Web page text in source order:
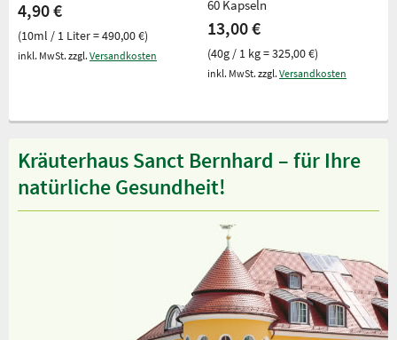
4,90 €
(10ml / 1 Liter = 490,00 €)
inkl. MwSt. zzgl. Versandkosten
60 Kapseln
13,00 €
(40g / 1 kg = 325,00 €)
inkl. MwSt. zzgl. Versandkosten
Kräuterhaus Sanct Bernhard – für Ihre
natürliche Gesundheit!